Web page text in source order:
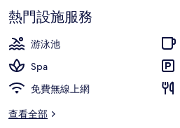
熱門設施服務
游泳池
Spa
免費無線上網
查看全部